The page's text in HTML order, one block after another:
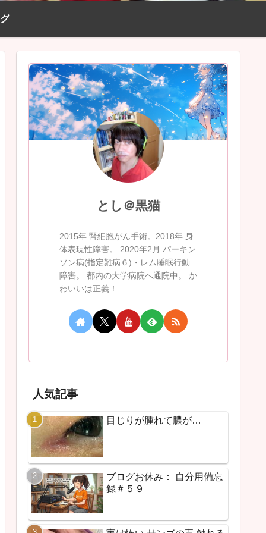
とし＠黒猫
2015年 腎細胞がん手術。2018年 身
体表現性障害。 2020年2月 パーキン
ソン病(指定難病６)・レム睡眠行動
障害。 都内の大学病院へ通院中。 か
わいいは正義！
人気記事
目じりが腫れて膿が…
ブログお休み： 自分用備忘
録＃５９